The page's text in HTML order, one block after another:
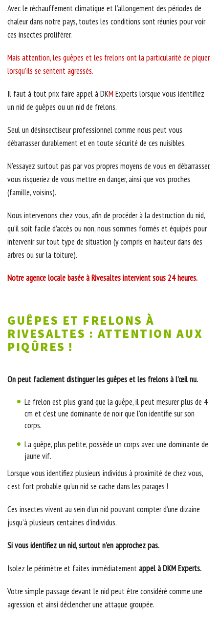
Avec le réchauffement climatique et l’allongement des périodes de
chaleur dans notre pays, toutes les conditions sont réunies pour voir
ces insectes proliférer.
Mais attention, les guêpes et les frelons ont la particularité de piquer
lorsqu’ils se sentent agressés.
Il faut à tout prix faire appel à DKM Experts lorsque vous identifiez
un nid de guêpes ou un nid de frelons.
Seul un désinsectiseur professionnel comme nous peut vous
débarrasser durablement et en toute sécurité de ces nuisibles.
N’essayez surtout pas par vos propres moyens de vous en débarrasser,
vous risqueriez de vous mettre en danger, ainsi que vos proches
(famille, voisins).
Nous intervenons chez vous, afin de procéder à la destruction du nid,
qu’il soit facile d’accès ou non, nous sommes formés et équipés pour
intervenir sur tout type de situation (y compris en hauteur dans des
arbres ou sur la toiture).
Notre agence locale basée à Rivesaltes intervient sous 24 heures.
GUÊPES ET FRELONS À
RIVESALTES : ATTENTION AUX
PIQÛRES !
On peut facilement distinguer les guêpes et les frelons à l’œil nu.
Le frelon est plus grand que la guêpe, il peut mesurer plus de 4
cm et c’est une dominante de noir que l’on identifie sur son
corps.
La guêpe, plus petite, possède un corps avec une dominante de
jaune vif.
Lorsque vous identifiez plusieurs individus à proximité de chez vous,
c’est fort probable qu’un nid se cache dans les parages !
Ces insectes vivent au sein d’un nid pouvant compter d’une dizaine
jusqu’à plusieurs centaines d’individus.
Si vous identifiez un nid, surtout n’en approchez pas.
Isolez le périmètre et faites immédiatementappel à DKM Experts.
Votre simple passage devant le nid peut être considéré comme une
agression, et ainsi déclencher une attaque groupée.